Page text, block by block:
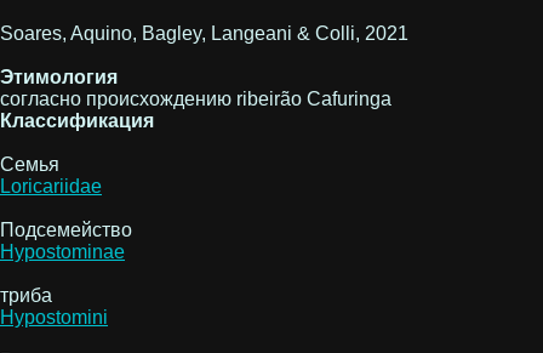
Soares, Aquino, Bagley, Langeani & Colli, 2021
Этимология
согласно происхождению ribeirão Cafuringa
Классификация
Семья
Loricariidae
Подсемейство
Hypostominae
триба
Hypostomini